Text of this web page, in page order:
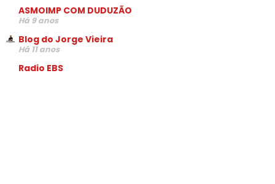
ASMOIMP COM DUDUZÃO
Há 9 anos
Blog do Jorge Vieira
Há 11 anos
Radio EBS